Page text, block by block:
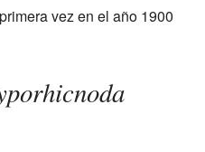
vez en el año 1900